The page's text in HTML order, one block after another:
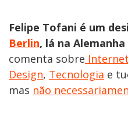
Felipe Tofani é um
Berlin, lá na
comenta sobre Internet
Design, Tecnologia e
mas não